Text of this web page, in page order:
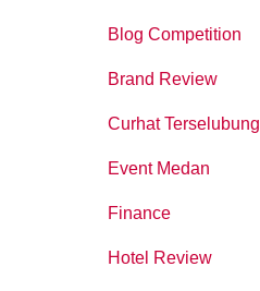
Blog Competition
Brand Review
Curhat Terselubung
Event Medan
Finance
Hotel Review